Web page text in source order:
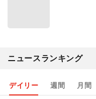
ニュースランキング
デイリー 週間 月間